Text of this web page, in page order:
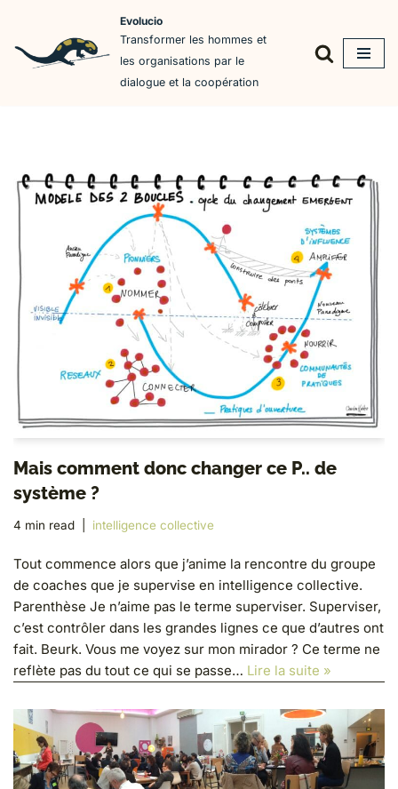
Aller
Evolucio
Transformer les hommes et
les organisations par le
dialogue et la coopération
Mais comment donc changer ce P.. de
système ?
4 min read intelligence collective
Tout commence alors que j’anime la rencontre du groupe
de coaches que je supervise en intelligence collective.
Parenthèse Je n’aime pas le terme superviser. Superviser,
c’est contrôler dans les grandes lignes ce que d’autres ont
fait. Beurk. Vous me voyez sur mon mirador ? Ce terme ne
reflète pas du tout ce qui se passe… Lire la suite »